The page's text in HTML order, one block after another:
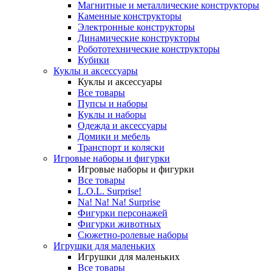
Магнитные и металлические конструкторы
Каменные конструкторы
Электронные конструкторы
Динамические конструкторы
Робототехнические конструкторы
Кубики
Куклы и аксессуары
Куклы и аксессуары
Все товары
Пупсы и наборы
Куклы и наборы
Одежда и аксессуары
Домики и мебель
Транспорт и коляски
Игровые наборы и фигурки
Игровые наборы и фигурки
Все товары
L.O.L. Surprise!
Na! Na! Na! Surprise
Фигурки персонажей
Фигурки животных
Сюжетно-ролевые наборы
Игрушки для маленьких
Игрушки для маленьких
Все товары